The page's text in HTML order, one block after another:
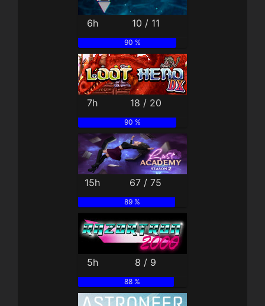
6h 10 / 11
90 %
7h 18 / 20
90 %
15h 67 / 75
89 %
5h 8 / 9
88 %